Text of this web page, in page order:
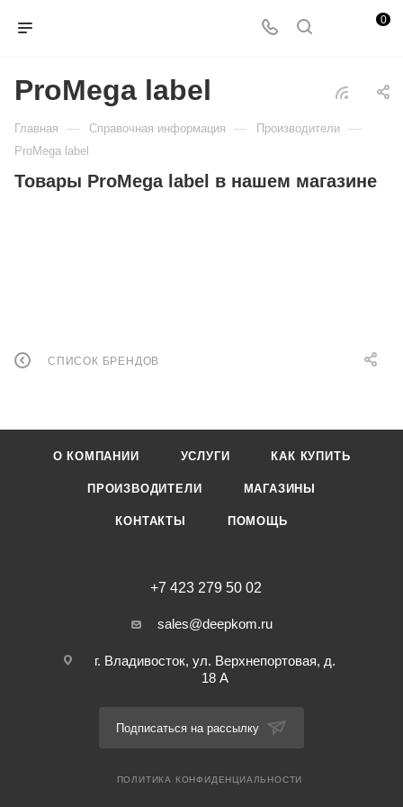
0
ProMega label
Главная — Справочная информация — Производители —
ProMega label
Товары ProMega label в нашем магазине
СПИСОК БРЕНДОВ
О КОМПАНИИ УСЛУГИ КАК КУПИТЬ
ПРОИЗВОДИТЕЛИ МАГАЗИНЫ
КОНТАКТЫ ПОМОЩЬ
+7 423 279 50 02
sales@deepkom.ru
г. Владивосток, ул. Верхнепортовая, д.
18 А
Подписаться на рассылку
ПОЛИТИКА КОНФИДЕНЦИАЛЬНОСТИ